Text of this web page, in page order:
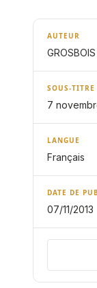
AUTEUR
SOUS-TITRE
7
LANGUE
Français
DATE DE
07/11/2013